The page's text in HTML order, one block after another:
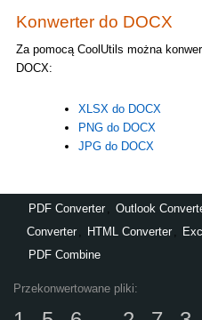
Konwerter do DOCX
Za pomocą CoolUtils można
DOCX:
XLSX do DOCX
PNG do DOCX
JPG do DOCX
PDF Converter Outlook
Converter
HTML Converter
PDF Combine
Przekonwertowane pliki: